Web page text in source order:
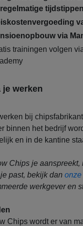
tijdstippen
via
trainingen volgen
je werken
bij
binnen het bedrijf
en in de kantine
Chips je
past, bekijk dan onze
werkgever en
Chips wordt er van